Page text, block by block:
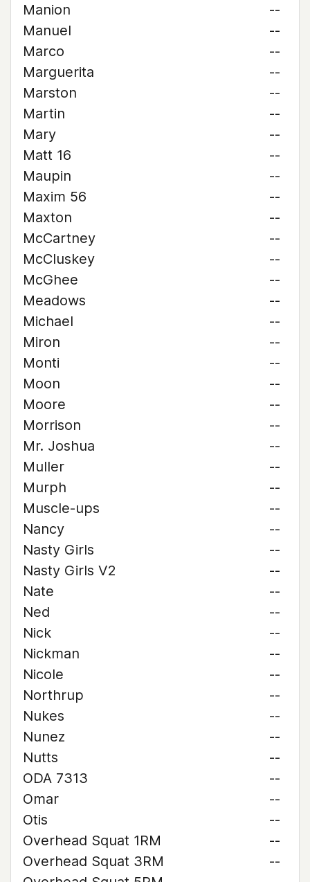
Manion
--
Manuel
--
Marco
--
Marguerita
--
Marston
--
Martin
--
Mary
--
Matt 16
--
Maupin
--
Maxim 56
--
Maxton
--
McCartney
--
McCluskey
--
McGhee
--
Meadows
--
Michael
--
Miron
--
Monti
--
Moon
--
Moore
--
Morrison
--
Mr. Joshua
--
Muller
--
Murph
--
Muscle-ups
--
Nancy
--
Nasty Girls
--
Nasty Girls V2
--
Nate
--
Ned
--
Nick
--
Nickman
--
Nicole
--
Northrup
--
Nukes
--
Nunez
--
Nutts
--
ODA 7313
--
Omar
--
Otis
--
Overhead Squat 1RM
--
Overhead Squat 3RM
--